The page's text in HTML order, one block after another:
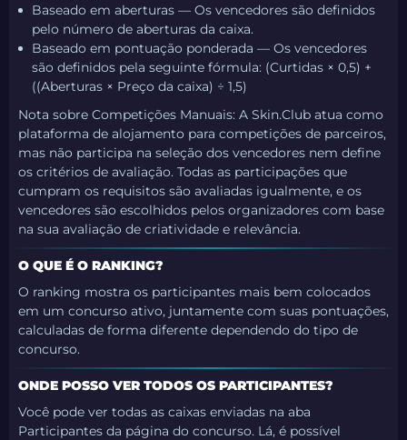
Baseado em aberturas — Os vencedores são definidos
pelo número de aberturas da caixa.
Baseado em pontuação ponderada — Os vencedores
são definidos pela seguinte fórmula: (Curtidas × 0,5) +
((Aberturas × Preço da caixa) ÷ 1,5)
Nota sobre Competições Manuais: A Skin.Club atua como
plataforma de alojamento para competições de parceiros,
mas não participa na seleção dos vencedores nem define
os critérios de avaliação. Todas as participações que
cumpram os requisitos são avaliadas igualmente, e os
vencedores são escolhidos pelos organizadores com base
na sua avaliação de criatividade e relevância.
O QUE É O RANKING?
O ranking mostra os participantes mais bem colocados
em um concurso ativo, juntamente com suas pontuações,
calculadas de forma diferente dependendo do tipo de
concurso.
ONDE POSSO VER TODOS OS PARTICIPANTES?
Você pode ver todas as caixas enviadas na aba
Participantes da página do concurso. Lá, é possível